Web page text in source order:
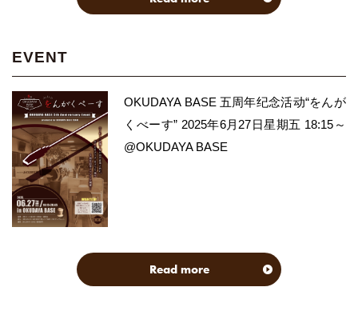
EVENT
OKUDAYA BASE 五周年纪念活动“をんが
くべーす” 2025年6月27日星期五 18:15～
@OKUDAYA BASE
Read more